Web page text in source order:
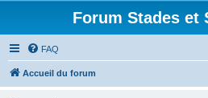
Forum Stades et
FAQ
Accueil du forum